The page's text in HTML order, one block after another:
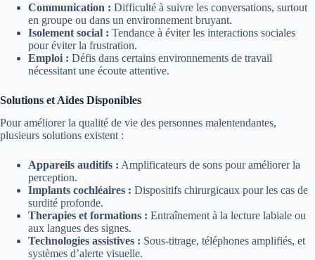
Communication : Difficulté à suivre les conversations, surtout
en groupe ou dans un environnement bruyant.
Isolement social : Tendance à éviter les interactions sociales
pour éviter la frustration.
Emploi : Défis dans certains environnements de travail
nécessitant une écoute attentive.
Solutions et Aides Disponibles
Pour améliorer la qualité de vie des personnes malentendantes,
plusieurs solutions existent :
Appareils auditifs : Amplificateurs de sons pour améliorer la
perception.
Implants cochléaires : Dispositifs chirurgicaux pour les cas de
surdité profonde.
Therapies et formations : Entraînement à la lecture labiale ou
aux langues des signes.
Technologies assistives : Sous-titrage, téléphones amplifiés, et
systèmes d’alerte visuelle.